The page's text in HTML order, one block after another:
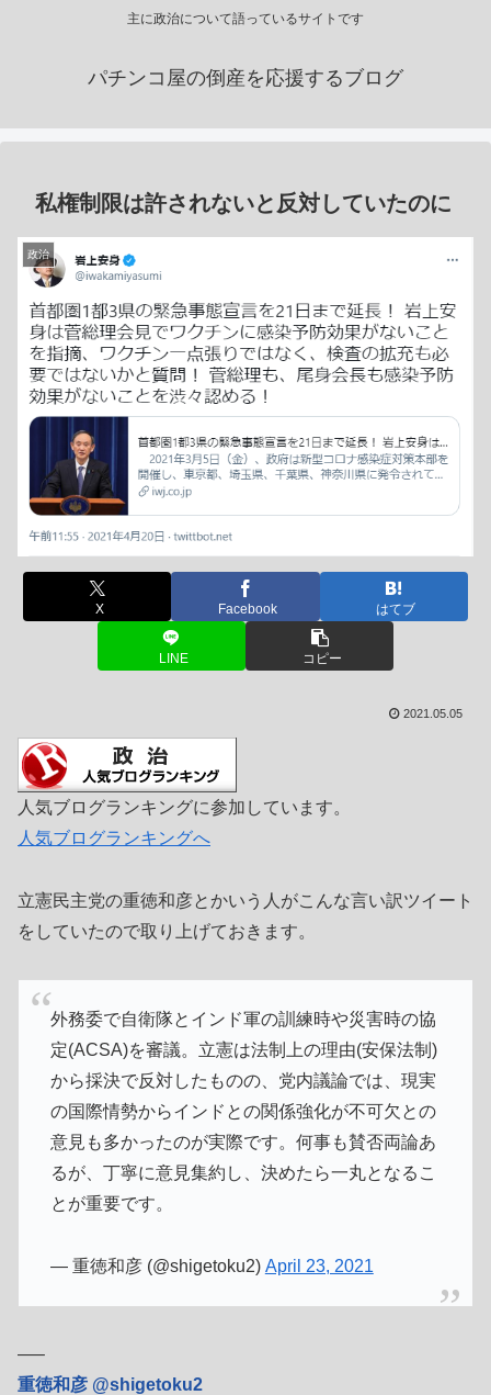
主に政治について語っているサイトです
パチンコ屋の倒産を応援するブログ
私権制限は許されないと反対していたのに
政治
X Facebook はてブ
LINE コピー
2021.05.05
人気ブログランキングに参加しています。
人気ブログランキングへ
立憲民主党の重徳和彦とかいう人がこんな言い訳ツイート
をしていたので取り上げておきます。
外務委で自衛隊とインド軍の訓練時や災害時の協
定(ACSA)を審議。立憲は法制上の理由(安保法制)
から採決で反対したものの、党内議論では、現実
の国際情勢からインドとの関係強化が不可欠との
意見も多かったのが実際です。何事も賛否両論あ
るが、丁寧に意見集約し、決めたら一丸となるこ
とが重要です。
— 重徳和彦 (@shigetoku2) April 23, 2021
—–
重徳和彦 @shigetoku2